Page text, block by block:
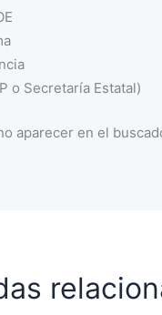
o Secretaría Estatal)
aparecer en el